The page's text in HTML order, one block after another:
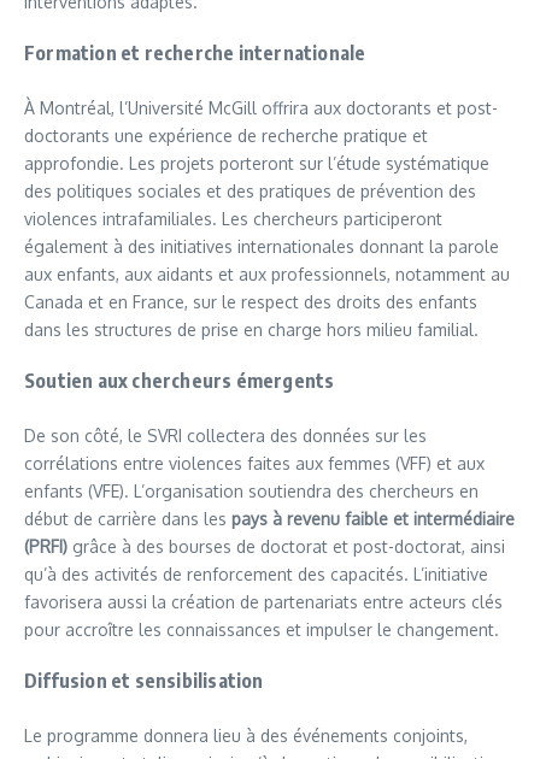
Formation et recherche internationale
À Montréal, l’Université McGill offrira aux doctorants et post-
doctorants une expérience de recherche pratique et
approfondie. Les projets porteront sur l’étude systématique
des politiques sociales et des pratiques de prévention des
violences intrafamiliales. Les chercheurs participeront
également à des initiatives internationales donnant la parole
aux enfants, aux aidants et aux professionnels, notamment au
Canada et en France, sur le respect des droits des enfants
dans les structures de prise en charge hors milieu familial.
Soutien aux chercheurs émergents
De son côté, le SVRI collectera des données sur les
corrélations entre violences faites aux femmes (VFF) et aux
enfants (VFE). L’organisation soutiendra des chercheurs en
début de carrière dans les pays à revenu faible et intermédiaire
(PRFI) grâce à des bourses de doctorat et post-doctorat, ainsi
qu’à des activités de renforcement des capacités. L’initiative
favorisera aussi la création de partenariats entre acteurs clés
pour accroître les connaissances et impulser le changement.
Diffusion et sensibilisation
Le programme donnera lieu à des événements conjoints,